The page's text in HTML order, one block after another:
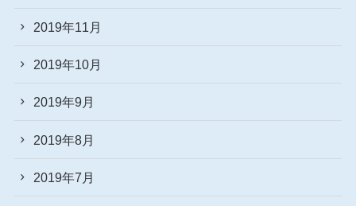
2019年11月
2019年10月
2019年9月
2019年8月
2019年7月